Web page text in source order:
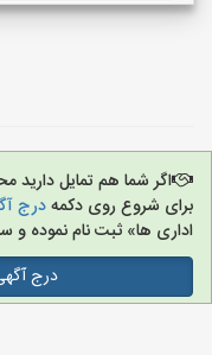
اگر شما هم تمایل دارید
برای شروع روی دکمهدرج
اداری ها» ثبت نام نموده و
درج